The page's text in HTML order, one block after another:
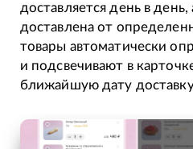
доставляется день в
доставлена от
товары автоматически
и подсвечивают в
ближайшую дату